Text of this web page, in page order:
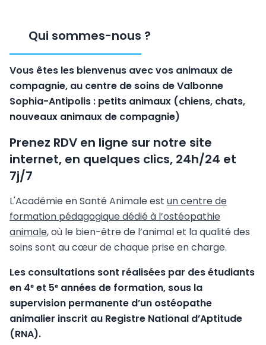
Qui sommes-nous ?
Vous êtes les bienvenus avec vos animaux de
compagnie, au centre de soins de Valbonne
Sophia-Antipolis : petits animaux (chiens, chats,
nouveaux animaux de compagnie)
Prenez RDV en ligne sur notre site
internet, en quelques clics, 24h/24 et
7j/7
L'Académie en Santé Animale est un centre de
formation pédagogique dédié à l’ostéopathie
animale, où le bien-être de l’animal et la qualité des
soins sont au cœur de chaque prise en charge.
Les consultations sont réalisées par des étudiants
en 4ᵉ et 5ᵉ années de formation, sous la
supervision permanente d’un ostéopathe
animalier inscrit au Registre National d’Aptitude
(RNA).